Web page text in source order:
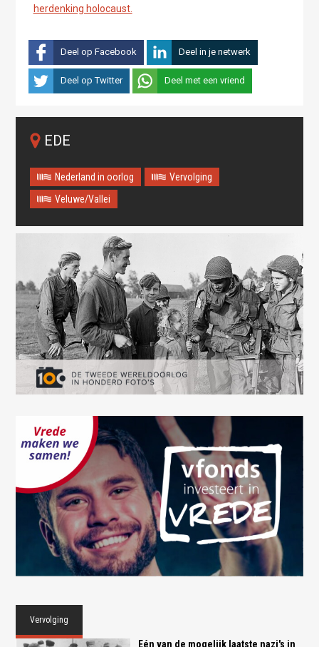
herdenking holocaust.
Deel op Facebook Deel in je netwerk
Deel op Twitter Deel met een vriend
EDE
Nederland in oorlog
Vervolging
Veluwe/Vallei
Vervolging
Eén van de mogelijk laatste nazi's in